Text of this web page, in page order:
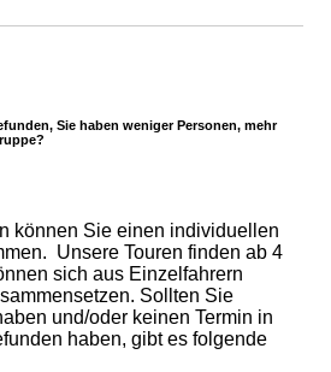
Sie haben weniger Personen, mehr
können Sie einen individuellen
Unsere Touren finden ab 4
sich aus Einzelfahrern
Sollten Sie
und/oder keinen Termin in
haben, gibt es folgende